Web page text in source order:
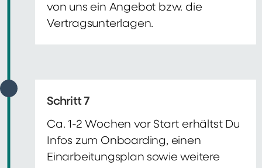
von uns ein Angebot bzw. die
Vertragsunterlagen.
Schritt 7
Ca. 1-2 Wochen vor Start erhältst Du
Infos zum Onboarding, einen
Einarbeitungsplan sowie weitere